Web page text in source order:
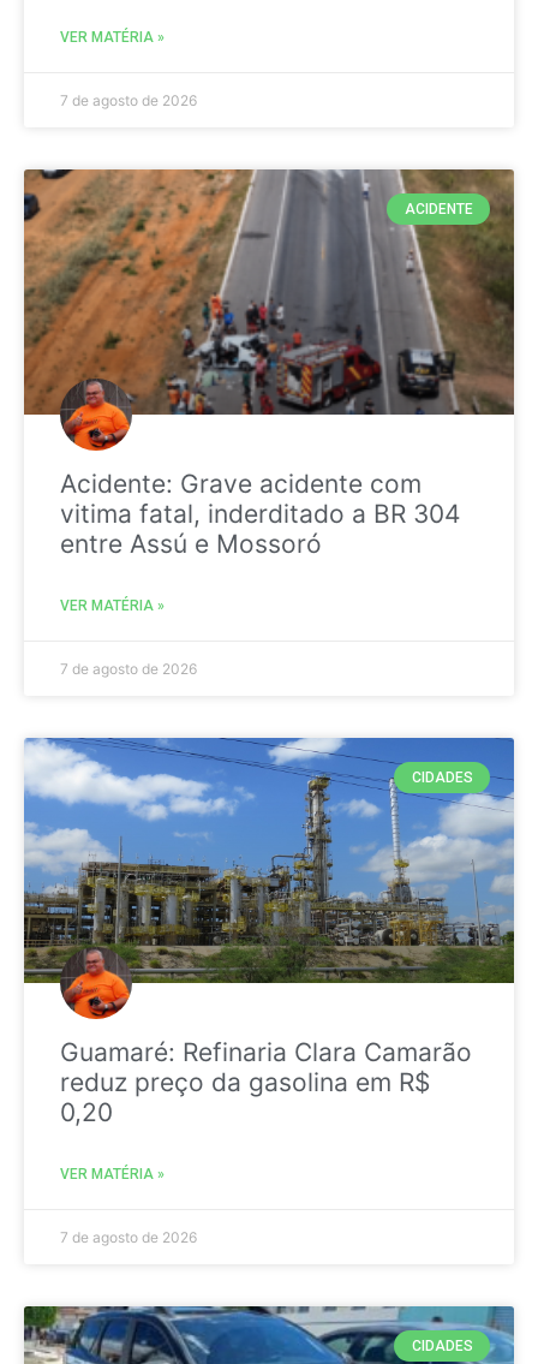
VER MATÉRIA »
7 de agosto de 2026
ACIDENTE
Acidente: Grave acidente com
vitima fatal, inderditado a BR 304
entre Assú e Mossoró
VER MATÉRIA »
7 de agosto de 2026
CIDADES
Guamaré: Refinaria Clara Camarão
reduz preço da gasolina em R$
0,20
VER MATÉRIA »
7 de agosto de 2026
CIDADES